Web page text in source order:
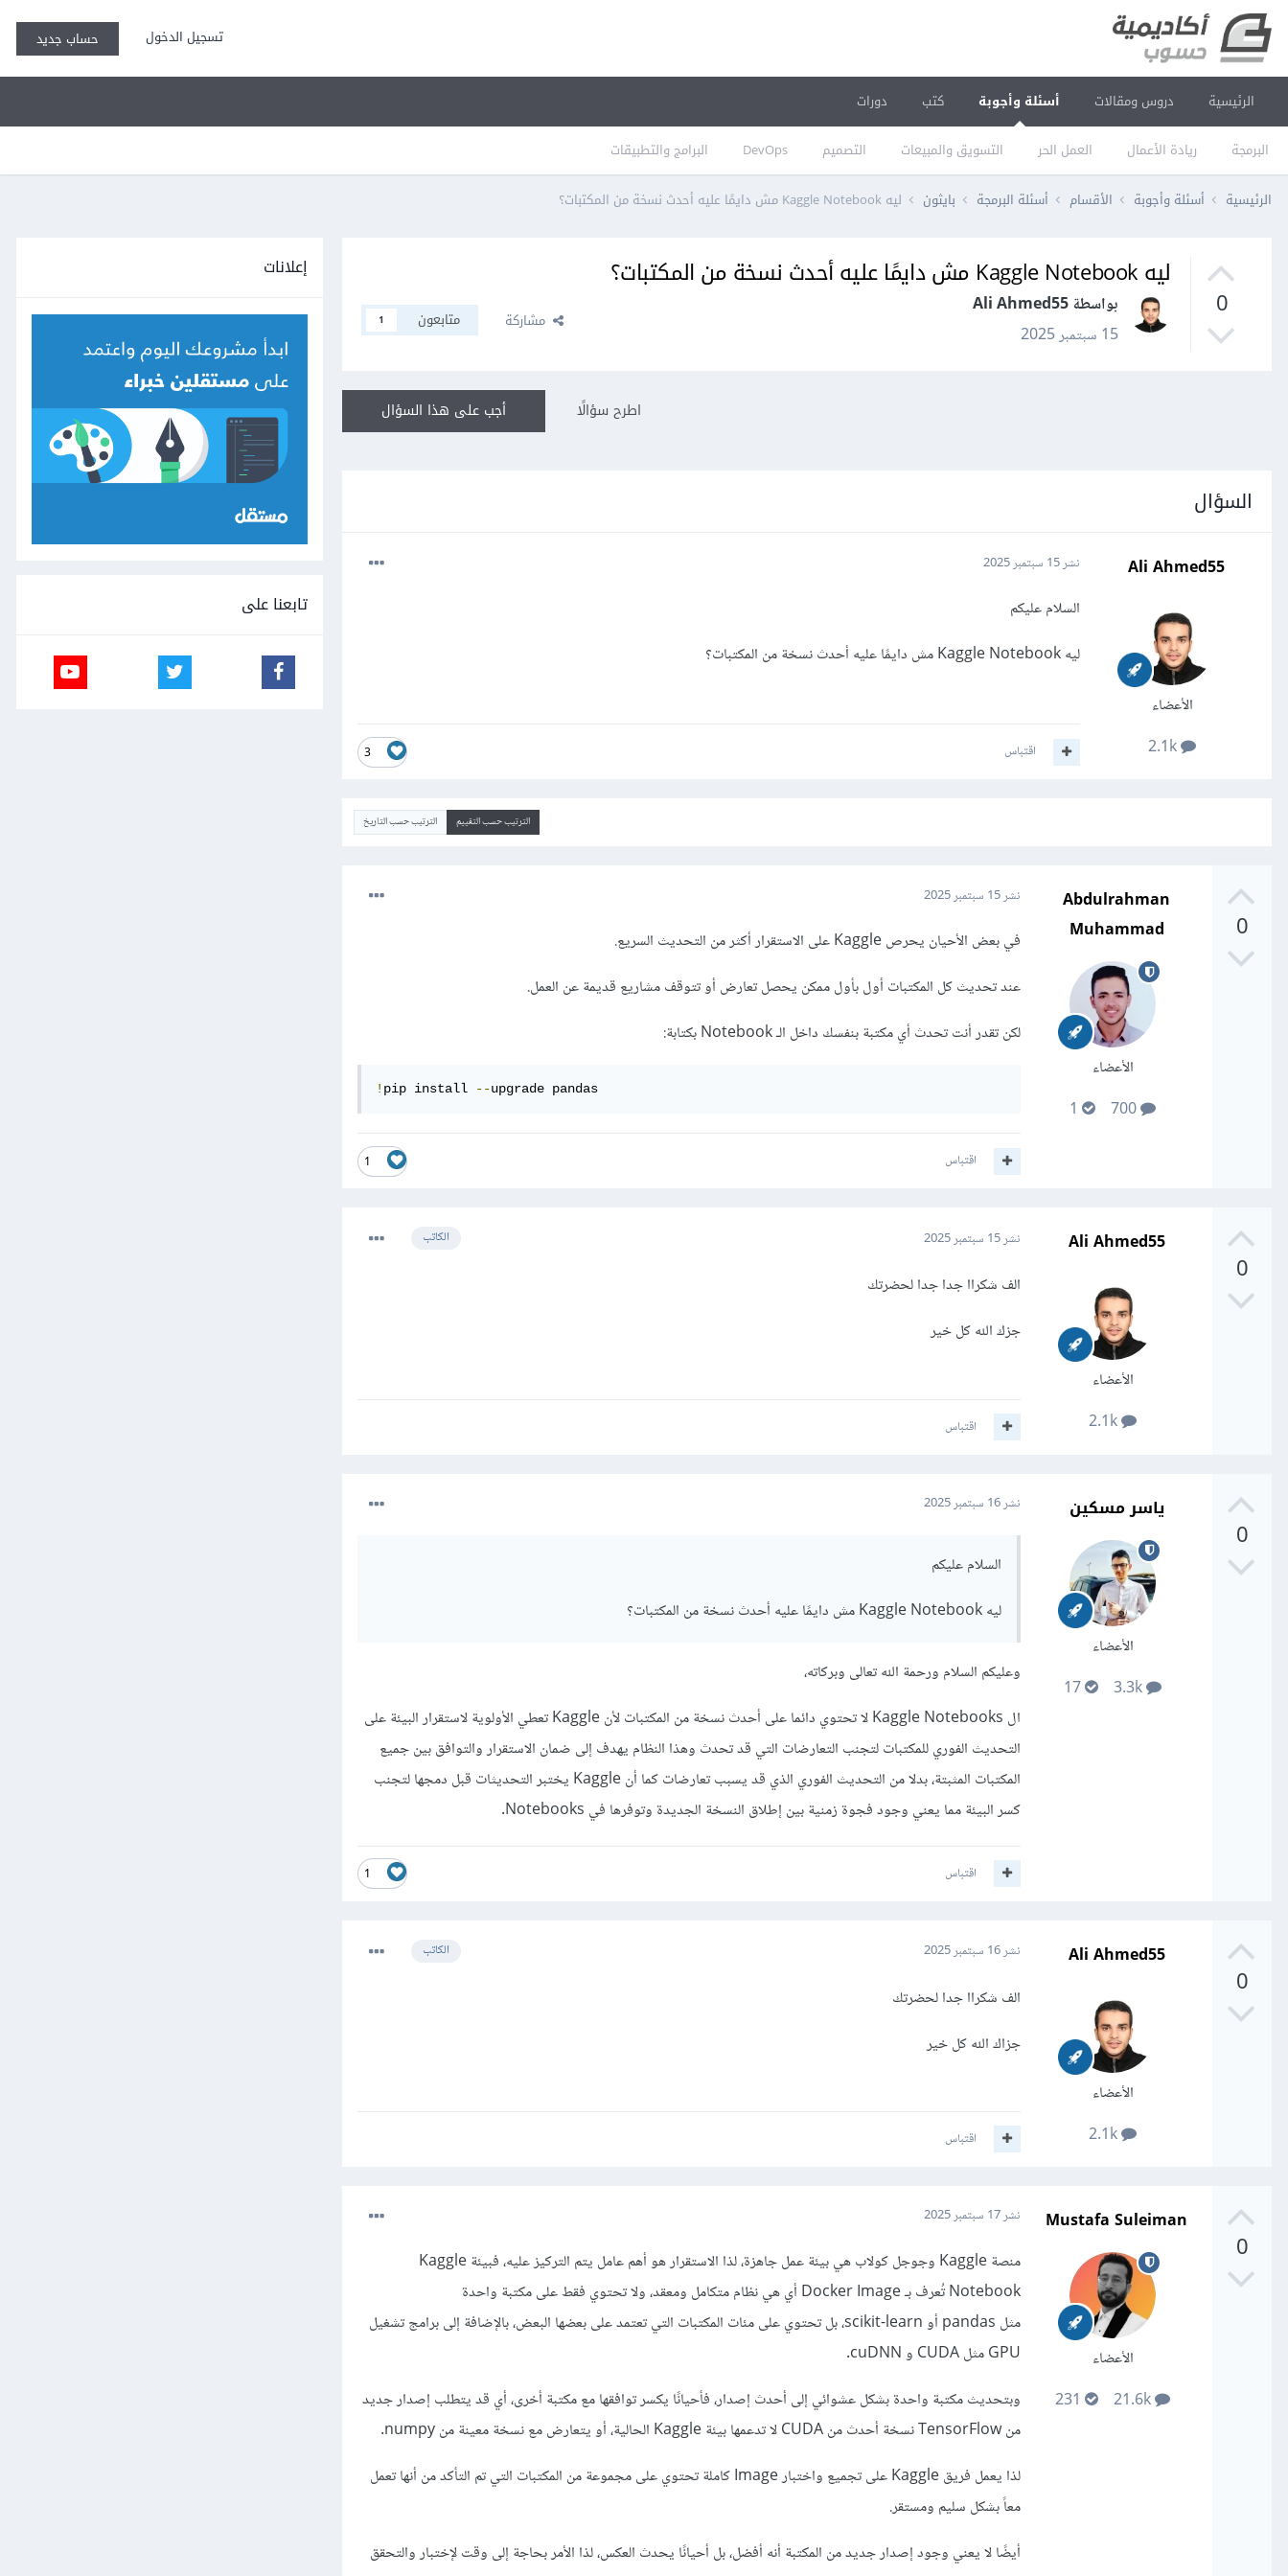
تسجيل الدخول حساب جديد
الرئيسية دروس ومقالات أسئلة وأجوبة
البرمجة ريادة الأعمال العمل الحر التسويق والمبيعات التصميم DevOps البرامج والتطبيقات
كتب دورات
الرئيسية أسئلة وأجوبة الأقسام أسئلة البرمجة بايثون ليه Kaggle Notebook مش دايمًا عليه أحدث نسخة من المكتبات؟
0
ليه Kaggle Notebook مش دايمًا عليه أحدث نسخة من المكتبات؟
بواسطة Ali Ahmed55
15 سبتمبر 2025
مشاركة متابعون 1
أجب على هذا السؤال اطرح سؤالًا
السؤال
Ali Ahmed55
الأعضاء
نشر15 سبتمبر 2025
السلام عليكم
ليه Kaggle Notebook مش دايمًا عليه أحدث نسخة من المكتبات؟
3 اقتباس
الترتيب حسب التقييم الترتيب حسب التاريخ
0
Abdulrahman
Muhammad
الأعضاء
نشر15 سبتمبر 2025
في بعض الأحيان يحرص Kaggle على الاستقرار أكثر من التحديث السريع.
عند تحديث كل المكتبات أول بأول ممكن يحصل تعارض أو تتوقف مشاريع قديمة عن العمل.
لكن تقدر أنت تحدث أي مكتبة بنفسك داخل الـ Notebook بكتابة:
! pip install --upgrade pandas
1 اقتباس
0
Ali Ahmed55
الأعضاء
الكاتب نشر15 سبتمبر 2025
الف شكراا جدا جدا لحضرتك
جزك الله كل خير
اقتباس
0
ياسر مسكين
الأعضاء
نشر16 سبتمبر 2025
السلام عليكم
ليه Kaggle Notebook مش دايمًا عليه أحدث نسخة من المكتبات؟
وعليكم السلام ورحمة الله تعالى وبركاته،
ال Kaggle Notebooks لا تحتوي دائما على أحدث نسخة من المكتبات لأن Kaggle تعطي الأولوية لاستقرار البيئة على
التحديث الفوري للمكتبات لتجنب التعارضات التي قد تحدث وهذا النظام يهدف إلى ضمان الاستقرار والتوافق بين جميع
المكتبات المثبتة، بدلا من التحديث الفوري الذي قد يسبب تعارضات كما أن Kaggle يختبر التحديثات قبل دمجها لتجنب
كسر البيئة مما يعني وجود فجوة زمنية بين إطلاق النسخة الجديدة وتوفرها في Notebooks.
1 اقتباس
0
Ali Ahmed55
الأعضاء
الكاتب نشر16 سبتمبر 2025
الف شكراا جدا لحضرتك
جزاك الله كل خير
اقتباس
0
Mustafa Suleiman
الأعضاء
نشر17 سبتمبر 2025
منصة Kaggle وجوجل كولاب هي بيئة عمل جاهزة، لذا الاستقرار هو أهم عامل يتم التركيز عليه، فبيئة Kaggle
Notebook تُعرف بـ Docker Image أي هي نظام متكامل ومعقد، ولا تحتوي فقط على مكتبة واحدة
مثل pandas أو scikit-learn، بل تحتوي على مئات المكتبات التي تعتمد على بعضها البعض، بالإضافة إلى برامج تشغيل
GPU مثل CUDA و cuDNN.
وبتحديث مكتبة واحدة بشكل عشوائي إلى أحدث إصدار، فأحيانًا يكسر توافقها مع مكتبة أخرى، أي قد يتطلب إصدار جديد
من TensorFlow نسخة أحدث من CUDA لا تدعمها بيئة Kaggle الحالية، أو يتعارض مع نسخة معينة من numpy.
لذا يعمل فريق Kaggle على تجميع واختبار Image كاملة تحتوي على مجموعة من المكتبات التي تم التأكد من أنها تعمل
معاً بشكل سليم ومستقر.
أيضًا لا يعني وجود إصدار جديد من المكتبة أنه أفضل، بل أحيانًا يحدث العكس، لذا الأمر بحاجة إلى وقت لإختبار والتحقق
إعلانات
تابعنا على